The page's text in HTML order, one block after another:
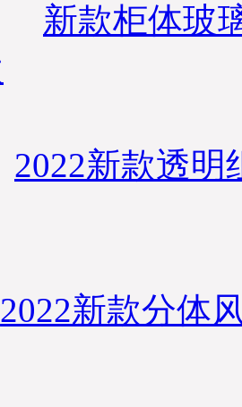
新款柜体玻
2022新款透明
2022新款分体